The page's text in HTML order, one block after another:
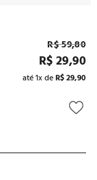
R$59,80
R$29,90
até1x deR$29,90